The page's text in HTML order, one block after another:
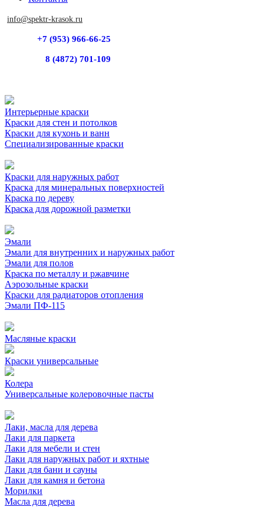
info@spektr-krasok.ru
+7 (953) 966-66-25
8 (4872) 701-109
Интерьерные краски
Краски для стен и потолков
Краски для кухонь и ванн
Специализированные краски
Краски для наружных работ
Краска для минеральных поверхностей
Краска по дереву
Краска для дорожной разметки
Эмали
Эмали для внутренних и наружных работ
Эмали для полов
Краска по металлу и ржавчине
Аэрозольные краски
Краски для радиаторов отопления
Эмали ПФ-115
Масляные краски
Краски универсальные
Колера
Универсальные колеровочные пасты
Лаки, масла для дерева
Лаки для паркета
Лаки для мебели и стен
Лаки для наружных работ и яхтные
Лаки для бани и сауны
Лаки для камня и бетона
Морилки
Масла для дерева